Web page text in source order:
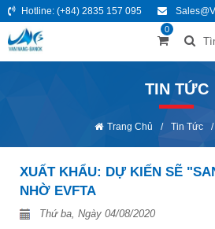
Hotline: (+84) 2835 157 095
0
TIN TỨC
Trang Chủ / Tin Tức /
XUẤT KHẨU: DỰ KIẾN ​​SẼ
NHỜ EVFTA
Thứ ba, Ngày 04/08/2020